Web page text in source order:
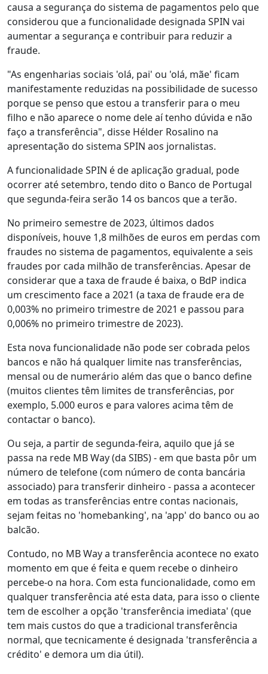
causa a segurança do sistema de pagamentos pelo que
considerou que a funcionalidade designada SPIN vai
aumentar a segurança e contribuir para reduzir a
fraude.
"As engenharias sociais 'olá, pai' ou 'olá, mãe' ficam
manifestamente reduzidas na possibilidade de sucesso
porque se penso que estou a transferir para o meu
filho e não aparece o nome dele aí tenho dúvida e não
faço a transferência", disse Hélder Rosalino na
apresentação do sistema SPIN aos jornalistas.
A funcionalidade SPIN é de aplicação gradual, pode
ocorrer até setembro, tendo dito o Banco de Portugal
que segunda-feira serão 14 os bancos que a terão.
No primeiro semestre de 2023, últimos dados
disponíveis, houve 1,8 milhões de euros em perdas com
fraudes no sistema de pagamentos, equivalente a seis
fraudes por cada milhão de transferências. Apesar de
considerar que a taxa de fraude é baixa, o BdP indica
um crescimento face a 2021 (a taxa de fraude era de
0,003% no primeiro trimestre de 2021 e passou para
0,006% no primeiro trimestre de 2023).
Esta nova funcionalidade não pode ser cobrada pelos
bancos e não há qualquer limite nas transferências,
mensal ou de numerário além das que o banco define
(muitos clientes têm limites de transferências, por
exemplo, 5.000 euros e para valores acima têm de
contactar o banco).
Ou seja, a partir de segunda-feira, aquilo que já se
passa na rede MB Way (da SIBS) - em que basta pôr um
número de telefone (com número de conta bancária
associado) para transferir dinheiro - passa a acontecer
em todas as transferências entre contas nacionais,
sejam feitas no 'homebanking', na 'app' do banco ou ao
balcão.
Contudo, no MB Way a transferência acontece no exato
momento em que é feita e quem recebe o dinheiro
percebe-o na hora. Com esta funcionalidade, como em
qualquer transferência até esta data, para isso o cliente
tem de escolher a opção 'transferência imediata' (que
tem mais custos do que a tradicional transferência
normal, que tecnicamente é designada 'transferência a
crédito' e demora um dia útil).